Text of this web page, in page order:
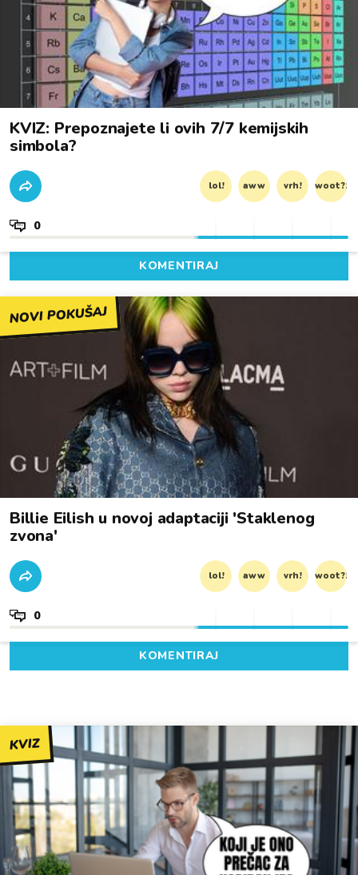
KVIZ: Prepoznajete li ovih 7/7 kemijskih
simbola?
lol! aww vrh! woot?!
0
KOMENTIRAJ
NOVI POKUŠAJ
Billie Eilish u novoj adaptaciji 'Staklenog
zvona'
lol! aww vrh! woot?!
0
KOMENTIRAJ
KVIZ